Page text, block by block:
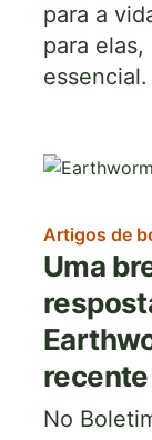
para a
para
essencial.
Imagem
Artigos de
Uma
No